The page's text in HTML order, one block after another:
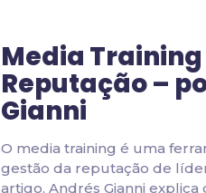
Media Training
Reputação –
Gianni
O media training é uma
gestão da reputação de
artigo, Andrés Gianni explica